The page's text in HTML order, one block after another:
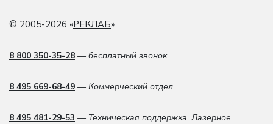
© 2005-2026 «РЕКЛАБ»
8 800 350-35-28 — бесплатный звонок
8 495 669-68-49 — Коммерческий отдел
8 495 481-29-53 — Техническая поддержка. Лазерное